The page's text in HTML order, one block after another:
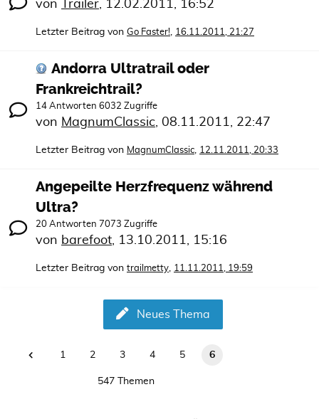
von Trailer 12.02.2011, 16:52
Letzter Beitrag von Go Faster! 16.11.2011, 21:27
Andorra Ultratrail oder
Frankreichtrail?
14 Antworten 6032 Zugriffe
von MagnumClassic 08.11.2011, 22:47
Letzter Beitrag von MagnumClassic 12.11.2011, 20:33
Angepeilte Herzfrequenz während
Ultra?
20 Antworten 7073 Zugriffe
von barefoot 13.10.2011, 15:16
Letzter Beitrag von trailmetty 11.11.2011, 19:59
Neues Thema
1 2 3 4 5 6
547 Themen